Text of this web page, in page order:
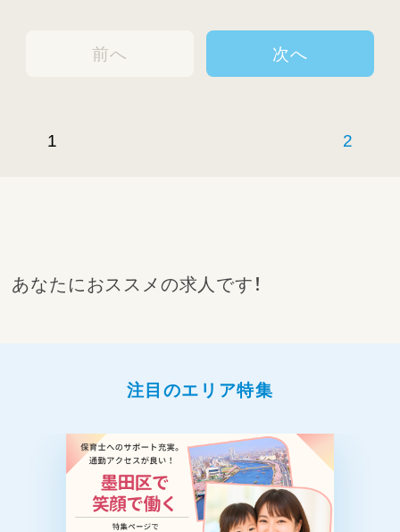
前へ
1 2
次へ
あなたにおススメの求人です！
注目のエリア特集